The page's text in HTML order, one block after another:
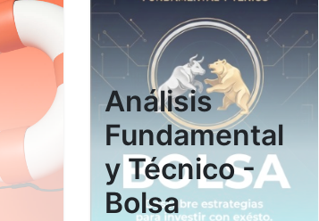
Análisis
Fundamental
y Técnico -
Bolsa